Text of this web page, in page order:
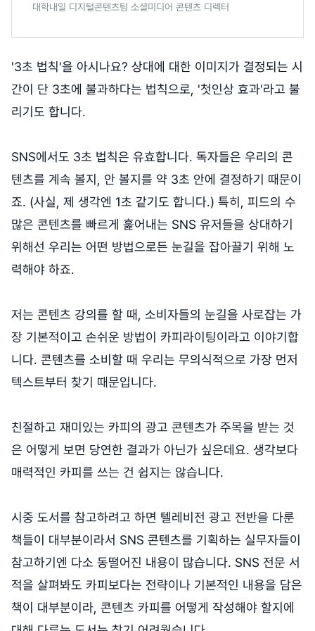
대학내일 디지털콘텐츠팀 소셜미디어 콘텐츠 디렉터
'3초 법칙'을 아시나요? 상대에 대한 이미지가 결정되는 시
간이 단 3초에 불과하다는 법칙으로, '첫인상 효과'라고 불
리기도 합니다.
SNS에서도 3초 법칙은 유효합니다. 독자들은 우리의 콘
텐츠를 계속 볼지, 안 볼지를 약 3초 안에 결정하기 때문이
죠. (사실, 제 생각엔 1초 같기도 합니다.) 특히, 피드의 수
많은 콘텐츠를 빠르게 훑어내는 SNS 유저들을 상대하기
위해선 우리는 어떤 방법으로든 눈길을 잡아끌기 위해 노
력해야 하죠.
저는 콘텐츠 강의를 할 때, 소비자들의 눈길을 사로잡는 가
장 기본적이고 손쉬운 방법이 카피라이팅이라고 이야기합
니다. 콘텐츠를 소비할 때 우리는 무의식적으로 가장 먼저
텍스트부터 찾기 때문입니다.
친절하고 재미있는 카피의 광고 콘텐츠가 주목을 받는 것
은 어떻게 보면 당연한 결과가 아닌가 싶은데요. 생각보다
매력적인 카피를 쓰는 건 쉽지는 않습니다.
시중 도서를 참고하려고 하면 텔레비전 광고 전반을 다룬
책들이 대부분이라서 SNS 콘텐츠를 기획하는 실무자들이
참고하기엔 다소 동떨어진 내용이 많습니다. SNS 전문 서
적을 살펴봐도 카피보다는 전략이나 기본적인 내용을 담은
책이 대부분이라, 콘텐츠 카피를 어떻게 작성해야 할지에